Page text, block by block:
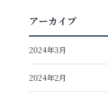
アーカイブ
2024年3月
2024年2月